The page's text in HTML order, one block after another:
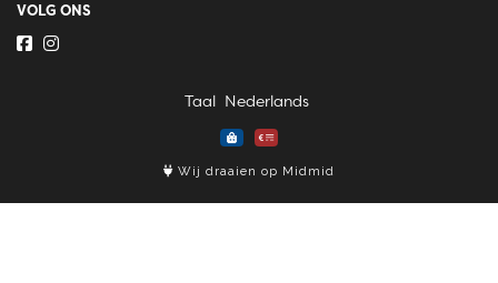
VOLG ONS
Taal
Wij draaien op Midmid